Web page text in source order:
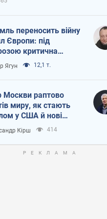
переносить війну
Європи: під
критична
Ягун 12,1 т.
Москви раптово
миру, як стають
у США й нові
топ-рейтинги
Кірш 414